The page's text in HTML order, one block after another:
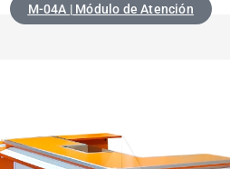
M-04A | Módulo de Atención